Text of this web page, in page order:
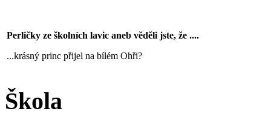
Perličky ze školních lavic aneb věděli jste, že ....
...krásný princ přijel na bílém Ohři?
Škola